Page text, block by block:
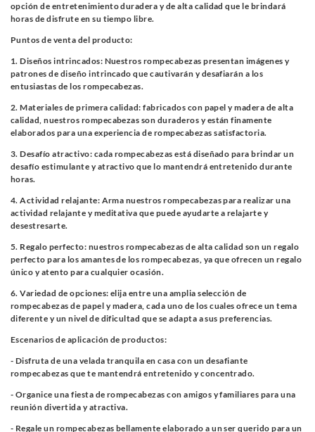
opción de entretenimiento duradera y de alta calidad que le brindará
horas de disfrute en su tiempo libre.
Puntos de venta del producto:
1. Diseños intrincados: Nuestros rompecabezas presentan imágenes y
patrones de diseño intrincado que cautivarán y desafiarán a los
entusiastas de los rompecabezas.
2. Materiales de primera calidad: fabricados con papel y madera de alta
calidad, nuestros rompecabezas son duraderos y están finamente
elaborados para una experiencia de rompecabezas satisfactoria.
3. Desafío atractivo: cada rompecabezas está diseñado para brindar un
desafío estimulante y atractivo que lo mantendrá entretenido durante
horas.
4. Actividad relajante: Arma nuestros rompecabezas para realizar una
actividad relajante y meditativa que puede ayudarte a relajarte y
desestresarte.
5. Regalo perfecto: nuestros rompecabezas de alta calidad son un regalo
perfecto para los amantes de los rompecabezas, ya que ofrecen un regalo
único y atento para cualquier ocasión.
6. Variedad de opciones: elija entre una amplia selección de
rompecabezas de papel y madera, cada uno de los cuales ofrece un tema
diferente y un nivel de dificultad que se adapta a sus preferencias.
Escenarios de aplicación de productos:
- Disfruta de una velada tranquila en casa con un desafiante
rompecabezas que te mantendrá entretenido y concentrado.
- Organice una fiesta de rompecabezas con amigos y familiares para una
reunión divertida y atractiva.
- Regale un rompecabezas bellamente elaborado a un ser querido para un